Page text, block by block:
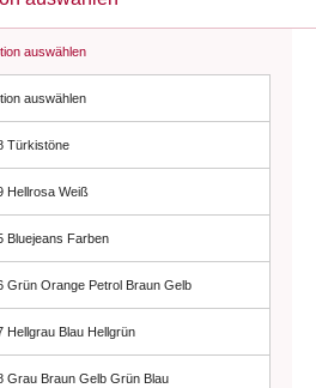
auswählen
auswählen
Türkistöne
Hellrosa Weiß
Bluejeans Farben
Grün Orange Petrol Braun Gelb
Hellgrau Blau Hellgrün
Grau Braun Gelb Grün Blau